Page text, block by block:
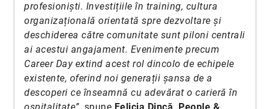
profesioniști. Investițiile în training, cultura
organizațională orientată spre dezvoltare și
deschiderea către comunitate sunt piloni centrali
ai acestui angajament. Evenimente precum
Career Day extind acest rol dincolo de echipele
existente, oferind noi generații șansa de a
descoperi ce înseamnă cu adevărat o carieră în